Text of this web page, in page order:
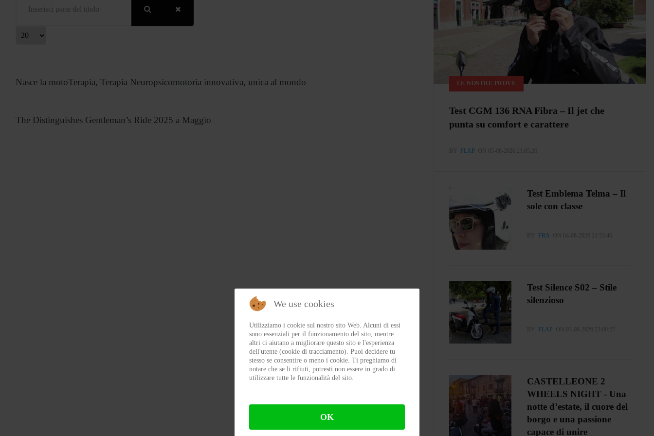
Nasce la motoTerapia, Terapia Neuropsicomotoria innovativa, unica al mondo
The Distinguishes Gentleman’s Ride 2025 a Maggio
LE NOSTRE PROVE
Test CGM 136 RNA Fibra – Il jet che
punta su comfort e carattere
BY FLAP ON 05-08-2026 21:05:26
Test Emblema Telma – Il
sole con classe
BY FRA ON 04-08-2026 21:53:46
Test Silence S02 – Stile
silenzioso
BY FLAP ON 03-08-2026 23:00:27
CASTELLEONE 2
WHEELS NIGHT - Una
notte d’estate, il cuore del
borgo e una passione
capace di unire
We use cookies
Utilizziamo i cookie sul nostro sito Web. Alcuni di essi
sono essenziali per il funzionamento del sito, mentre
altri ci aiutano a migliorare questo sito e l'esperienza
dell'utente (cookie di tracciamento). Puoi decidere tu
stesso se consentire o meno i cookie. Ti preghiamo di
notare che se li rifiuti, potresti non essere in grado di
utilizzare tutte le funzionalità del sito.
OK